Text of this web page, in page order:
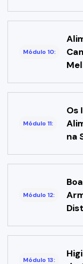
Módulo 10:
Módulo 11:
Os
na
Módulo 12:
Módulo 13: